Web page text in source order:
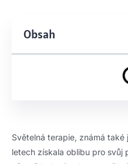
Obsah
Světelná terapie, známá
letech získala oblibu pro svůj